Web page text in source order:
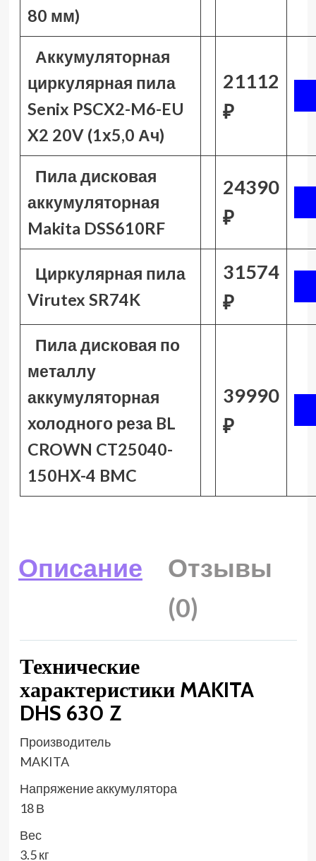
80 мм)
Аккумуляторная
циркулярная пила
Senix PSCX2-M6-EU
X2 20V (1х5,0 Ач)
21112
₽
Пила дисковая
аккумуляторная
Makita DSS610RF
24390
₽
Циркулярная пила
Virutex SR74K
31574
₽
Пила дисковая по
металлу
аккумуляторная
холодного реза BL
CROWN CT25040-
150HX-4 BMC
39990
₽
Описание
Отзывы
(0)
Технические
характеристики MAKITA
DHS 630 Z
Производитель
MAKITA
Напряжение аккумулятора
18 В
Вес
3.5 кг